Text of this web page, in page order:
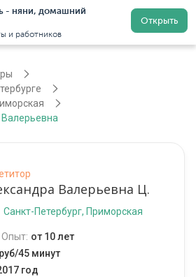
- няни, домашний
и работников
Открыть
Регистрация
Валерьевна Ц.
Санкт-Петербург, Приморская
Опыт: от 10 лет
45 минут
год